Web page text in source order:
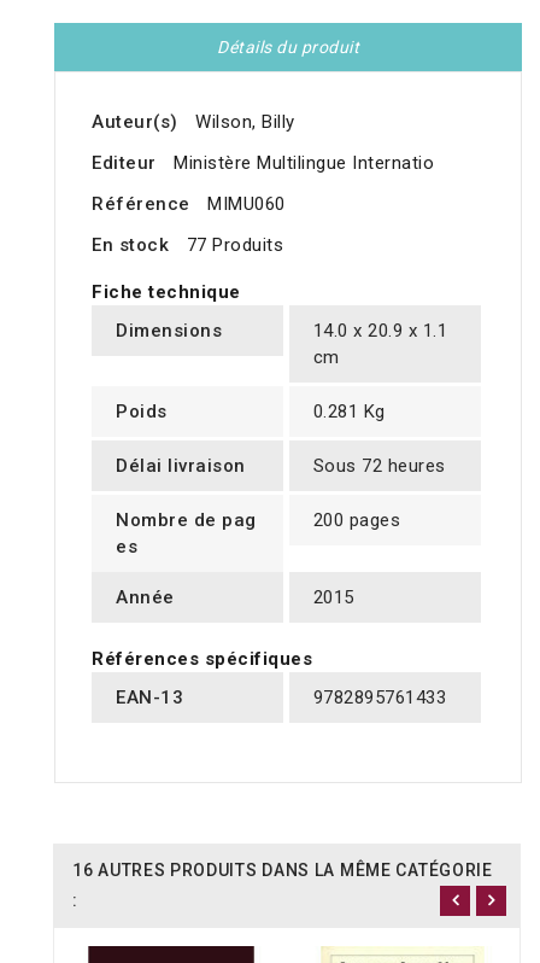
Détails du produit
Auteur(s)
Wilson, Billy
Editeur
Ministère Multilingue Internatio
Référence
MIMU060
En stock
77 Produits
Fiche technique
Dimensions
14.0 x 20.9 x 1.1
cm
Poids 0.281 Kg
Délai livraison Sous 72 heures
Nombre de pag
es
200 pages
Année 2015
Références spécifiques
EAN-13
9782895761433
16 AUTRES PRODUITS DANS LA MÊME CATÉGORIE
: